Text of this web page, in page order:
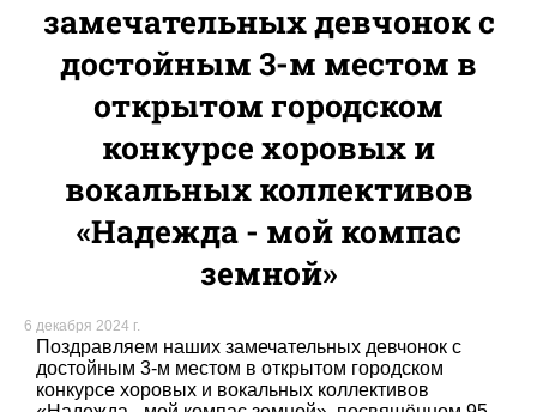
замечательных девчонок с
достойным 3-м местом в
открытом городском
конкурсе хоровых и
вокальных коллективов
«Надежда - мой компас
земной»
6 декабря 2024 г.
Поздравляем наших замечательных девчонок с
достойным 3-м местом в открытом городском
конкурсе хоровых и вокальных коллективов